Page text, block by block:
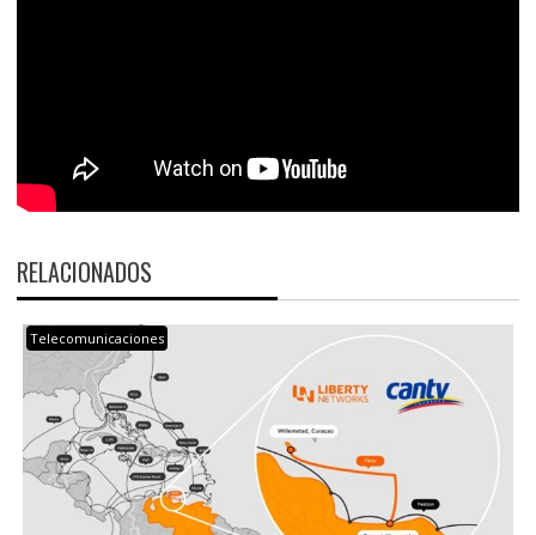
RELACIONADOS
Telecomunicaciones